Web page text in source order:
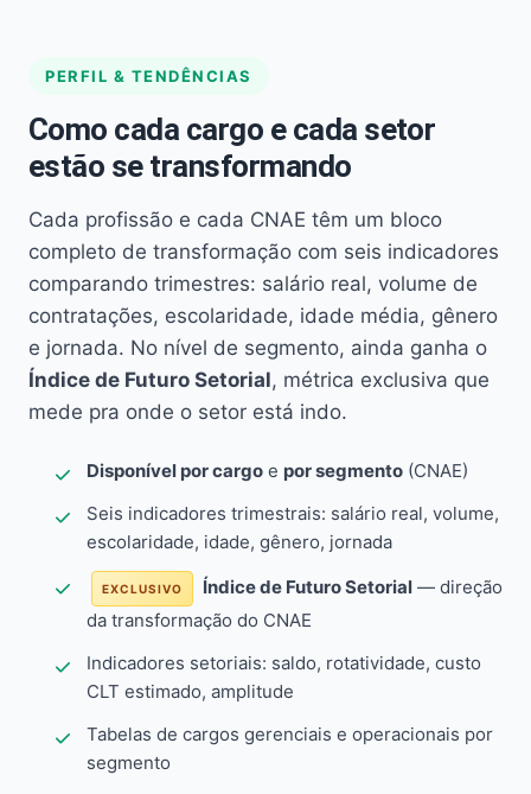
PERFIL & TENDÊNCIAS
Como cada cargo e cada setor
estão se transformando
Cada profissão e cada CNAE têm um bloco
completo de transformação com seis indicadores
comparando trimestres: salário real, volume de
contratações, escolaridade, idade média, gênero
e jornada. No nível de segmento, ainda ganha o
Índice de Futuro Setorial, métrica exclusiva que
mede pra onde o setor está indo.
Disponível por cargo e por segmento (CNAE)
Seis indicadores trimestrais: salário real, volume,
escolaridade, idade, gênero, jornada
EXCLUSIVO Índice de Futuro Setorial — direção
da transformação do CNAE
Indicadores setoriais: saldo, rotatividade, custo
CLT estimado, amplitude
Tabelas de cargos gerenciais e operacionais por
segmento